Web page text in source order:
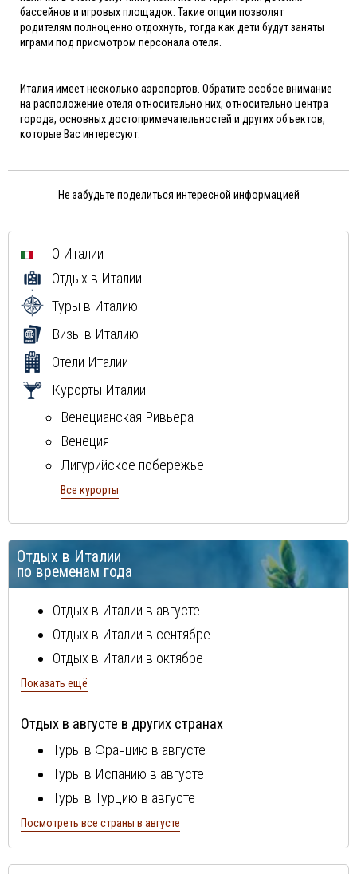
бассейнов и игровых площадок. Такие опции позволят
родителям полноценно отдохнуть, тогда как дети будут заняты
играми под присмотром персонала отеля.
Италия имеет несколько аэропортов. Обратите особое внимание
на расположение отеля относительно них, относительно центра
города, основных достопримечательностей и других объектов,
которые Вас интересуют.
Не забудьте поделиться интересной информацией
О Италии
Отдых в Италии
Туры в Италию
Визы в Италию
Отели Италии
Курорты Италии
Венецианская Ривьера
Венеция
Лигурийское побережье
Милан
остров Сардиния
остров Сицилия
Рим
Тосканcкая ривьера
Флоренция
Эмилия Романия
Все курорты
Отдых в Италии
по временам года
Отдых в Италии в августе
Отдых в Италии в сентябре
Отдых в Италии в октябре
Отдых в Италии в ноябре
Отдых в Италии в январе
Отдых в Италии в феврале
Отдых в Италии в марте
Отдых в Италии в апреле
Отдых в Италии в мае
Отдых в Италии в июне
Показать ещё
Отдых в августе в других странах
Туры в Францию в августе
Туры в Испанию в августе
Туры в Турцию в августе
Туры в Болгарию в августе
Туры в Португалию в августе
Туры в Египет в августе
Посмотреть все страны в августе